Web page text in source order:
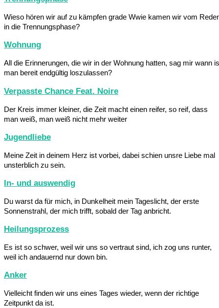
Wieso hören wir auf zu kämpfen grade Wwie kamen wir vom
in die Trennungsphase?
Wohnung
All die Erinnerungen, die wir in der Wohnung hatten, sag mir wann
man bereit endgültig loszulassen?
Verpasste Chance Feat. Noire
Der Kreis immer kleiner, die Zeit macht einen reifer, so reif, dass
man weiß, man weiß nicht mehr weiter
Jugendliebe
Meine Zeit in deinem Herz ist vorbei, dabei schien unsre Liebe mal
unsterblich zu sein.
In- und auswendig
Du warst da für mich, in Dunkelheit mein Tageslicht, der erste
Sonnenstrahl, der mich trifft, sobald der Tag anbricht.
Heilungsprozess
Es ist so schwer, weil wir uns so vertraut sind, ich zog uns runter,
weil ich andauernd nur down bin.
Anker
Vielleicht finden wir uns eines Tages wieder, wenn der richtige
Zeitpunkt da ist.